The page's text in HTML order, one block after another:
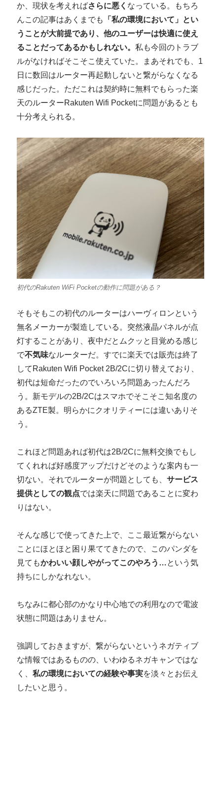
か、現状を考えればさらに悪く なっている。もちろ
んこの記事はあくまでも
「私の環境において」とい
うことが大前提であり、他のユーザーは快適に使え
ることだってあるかもしれない。私も今回のトラブ
ルがなければそこそこ使えていた。まあそれでも、1
日に数回はルーター再起動しないと繋がらなくなる
感じだった。ただこれは契約時に無料でもらった楽
天のルーターRakuten Wifi Pocketに問題があるとも
十分考えられる。
初代のRakuten WiFi Pocketの動作に問題がある？
そもそもこの初代のルーターはハーヴィロンという
無名メーカーが製造している。突然液晶パネルが点
灯することがあり、夜中だとムクッと目覚める感じ
で不気味なルーターだ。すでに楽天では販売は終了
してRakuten Wifi Pocket 2B/2Cに切り替えており、
初代は短命だったのでいろいろ問題あったんだろ
う。新モデルの2B/2Cはスマホでそこそこ知名度の
あるZTE製。明らかにクオリティーには違いありそ
う。
これほど問題あれば初代は2B/2Cに無料交換でもし
てくれれば好感度アップだけどそのような案内も一
切ない。それでルーターが問題としても、サービス
提供としての観点では楽天に問題であることに変わ
りはない。
そんな感じで使ってきた上で、ここ最近繋がらない
ことにほとほと困り果ててきたので、このパンダを
見てもかわいい顔しやがってこのやろう…という気
持ちにしかなれない。
ちなみに都心部のかなり中心地での利用なので電波
状態に問題はありません。
強調しておきますが、繋がらないというネガティブ
な情報ではあるものの、いわゆるネガキャンではな
く、私の環境においての経験や事実を淡々とお伝え
したいと思う。